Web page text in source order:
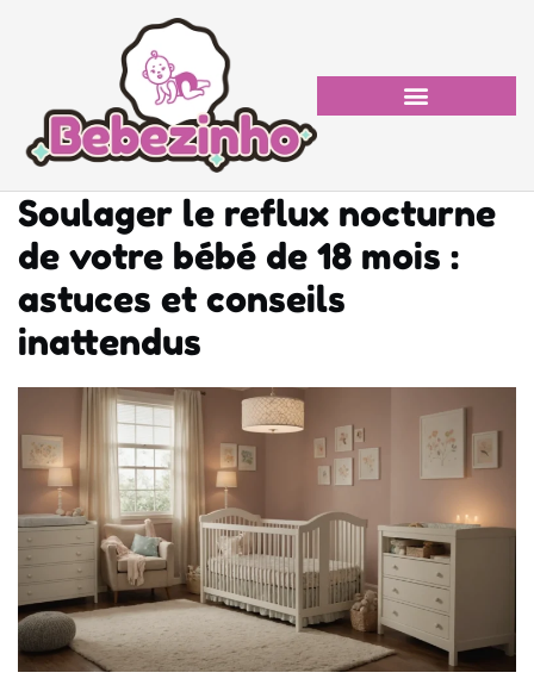
Soulager le reflux nocturne
de votre bébé de 18 mois :
astuces et conseils
inattendus